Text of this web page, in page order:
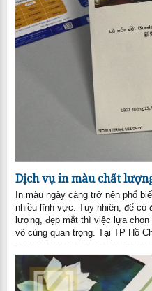
Dịch vụ in màu chất
In màu ngày càng trở nên phổ
nhiều lĩnh vực. Tuy nhiên, để có
lượng, đẹp mắt thì việc lựa
vô cùng quan trọng. Tại TP Hồ